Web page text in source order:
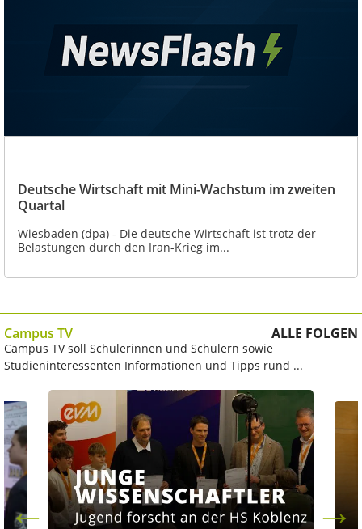
Deutsche Wirtschaft mit Mini-Wachstum im zweiten
Quartal
Wiesbaden (dpa) - Die deutsche Wirtschaft ist trotz der
Belastungen durch den Iran-Krieg im...
Campus TV ALLE FOLGEN
Campus TV soll Schülerinnen und Schülern sowie
Studieninteressenten Informationen und Tipps rund ...